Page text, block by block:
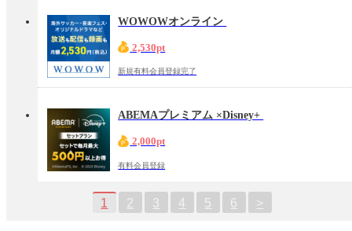
WOWOWオンライン
2,530pt
新規有料会員登録完了
ABEMAプレミアム ×Disney+
2,000pt
有料会員登録
1 2 3 4 5 6 >